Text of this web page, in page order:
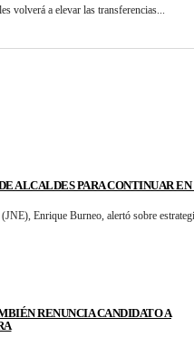
volverá a elevar las transferencias...
ALCALDES PARA CONTINUAR
Enrique Burneo, alertó sobre
RENUNCIA CANDIDATO A